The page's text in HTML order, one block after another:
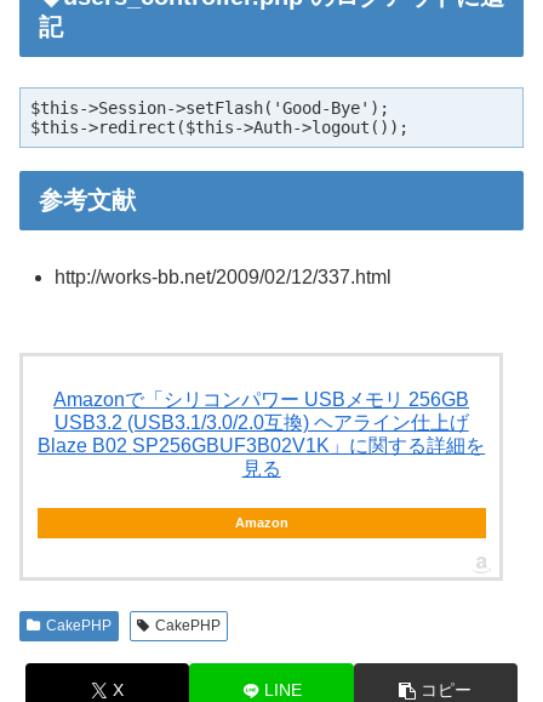
記
$this->Session->setFlash('Good-Bye');
$this->redirect($this->Auth->logout());
参考文献
http://works-bb.net/2009/02/12/337.html
Amazonで「シリコンパワー USBメモリ 256GB
USB3.2 (USB3.1/3.0/2.0互換) ヘアライン仕上げ
Blaze B02 SP256GBUF3B02V1K」に関する詳細を
見る
Amazon
CakePHP CakePHP
X LINE コピー